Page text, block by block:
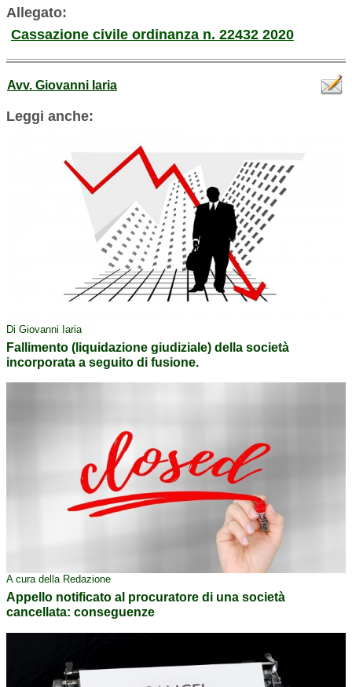
Allegato:
Cassazione civile ordinanza n. 22432 2020
Avv. Giovanni Iaria
Leggi anche:
Di Giovanni Iaria
Fallimento (liquidazione giudiziale) della società
incorporata a seguito di fusione.
A cura della Redazione
Appello notificato al procuratore di una società
cancellata: conseguenze